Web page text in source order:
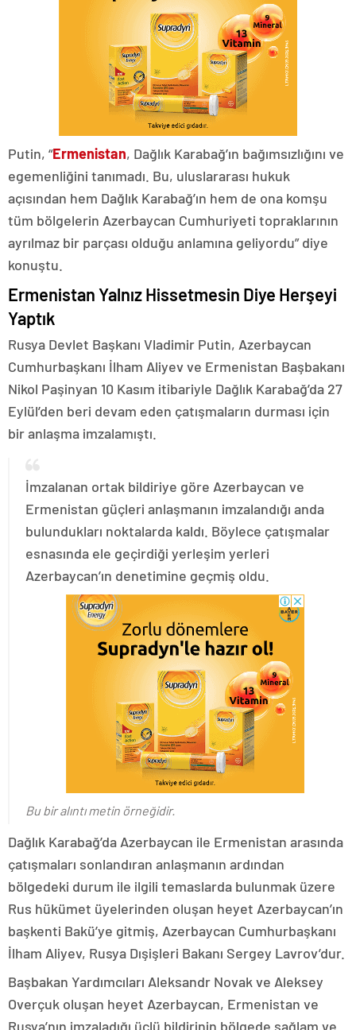
Putin, “Ermenistan, Dağlık Karabağ’ın bağımsızlığını ve
egemenliğini tanımadı. Bu, uluslararası hukuk
açısından hem Dağlık Karabağ’ın hem de ona komşu
tüm bölgelerin Azerbaycan Cumhuriyeti topraklarının
ayrılmaz bir parçası olduğu anlamına geliyordu” diye
konuştu.
Ermenistan Yalnız Hissetmesin Diye Herşeyi
Yaptık
Rusya Devlet Başkanı Vladimir Putin, Azerbaycan
Cumhurbaşkanı İlham Aliyev ve Ermenistan Başbakanı
Nikol Paşinyan 10 Kasım itibariyle Dağlık Karabağ’da 27
Eylül’den beri devam eden çatışmaların durması için
bir anlaşma imzalamıştı.
İmzalanan ortak bildiriye göre Azerbaycan ve
Ermenistan güçleri anlaşmanın imzalandığı anda
bulundukları noktalarda kaldı. Böylece çatışmalar
esnasında ele geçirdiği yerleşim yerleri
Azerbaycan’ın denetimine geçmiş oldu.
Bu bir alıntı metin örneğidir.
Dağlık Karabağ’da Azerbaycan ile Ermenistan arasında
çatışmaları sonlandıran anlaşmanın ardından
bölgedeki durum ile ilgili temaslarda bulunmak üzere
Rus hükümet üyelerinden oluşan heyet Azerbaycan’ın
başkenti Bakü’ye gitmiş, Azerbaycan Cumhurbaşkanı
İlham Aliyev, Rusya Dışişleri Bakanı Sergey Lavrov’dur.
Başbakan Yardımcıları Aleksandr Novak ve Aleksey
Overçuk oluşan heyet Azerbaycan, Ermenistan ve
Rusya’nın imzaladığı üçlü bildirinin bölgede sağlam ve